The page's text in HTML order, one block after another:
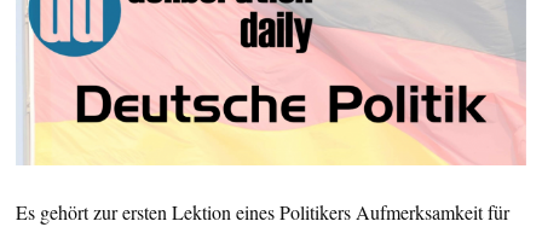
Es gehört zur ersten Lektion eines Politikers Aufmerksamkeit für